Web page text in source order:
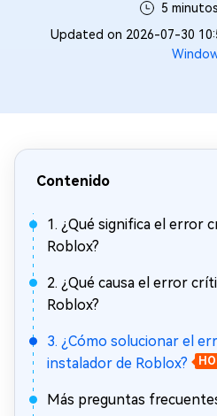
5
Updated on 2026-07-30
Contenido
1. ¿Qué significa el error
Roblox?
2. ¿Qué causa el error
Roblox?
3. ¿Cómo solucionar el
instalador de Roblox?
Más preguntas